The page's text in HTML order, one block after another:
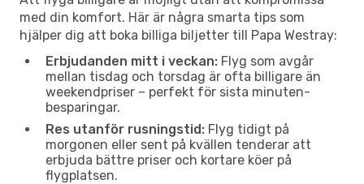
med din komfort. Här är några smarta tips som
hjälper dig att boka billiga biljetter till Papa Westray:
Erbjudanden mitt i veckan: Flyg som avgår
mellan tisdag och torsdag är ofta billigare än
weekendpriser – perfekt för sista minuten-
besparingar.
Res utanför rusningstid: Flyg tidigt på
morgonen eller sent på kvällen tenderar att
erbjuda bättre priser och kortare köer på
flygplatsen.